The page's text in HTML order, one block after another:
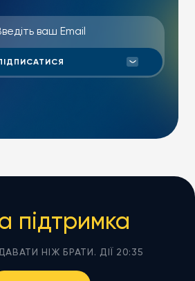
підтримка
НІЖ БРАТИ. ДІЇ 20:35